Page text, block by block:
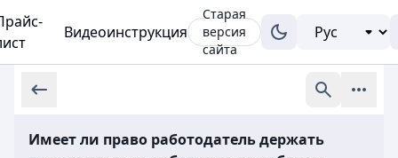
Видеоинструкция
Старая
версия
сайта
Имеет ли право работодатель держать